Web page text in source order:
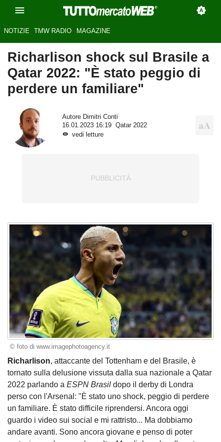
NOTIZIE TMW RADIO MAGAZINE
Richarlison shock sul Brasile a
Qatar 2022: "È stato peggio di
perdere un familiare"
Autore Dimitri Conti
16.01.2023 16:19
Qatar 2022
vedi letture
© foto di www.imagephotoagency.it
Richarlison, attaccante del Tottenham e del Brasile, è
tornato sulla delusione vissuta dalla sua nazionale a Qatar
2022 parlando a ESPN Brasil dopo il derby di Londra
perso con l'Arsenal: "È stato uno shock, peggio di perdere
un familiare. È stato difficile riprendersi. Ancora oggi
guardo i video sui social e mi rattristo... Ma dobbiamo
andare avanti. Sono ancora giovane e penso di poter